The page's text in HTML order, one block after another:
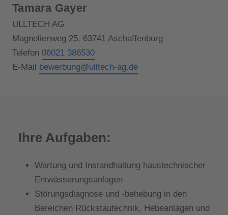
Tamara Gayer
ULLTECH AG
Magnolienweg 25, 63741 Aschaffenburg
Telefon 06021 386530
E-Mail bewerbung@ulltech-ag.de
Ihre Aufgaben:
Wartung und Instandhaltung haustechnischer
Entwässerungsanlagen
Störungsdiagnose und -behebung in den
Bereichen Rückstautechnik, Hebeanlagen und